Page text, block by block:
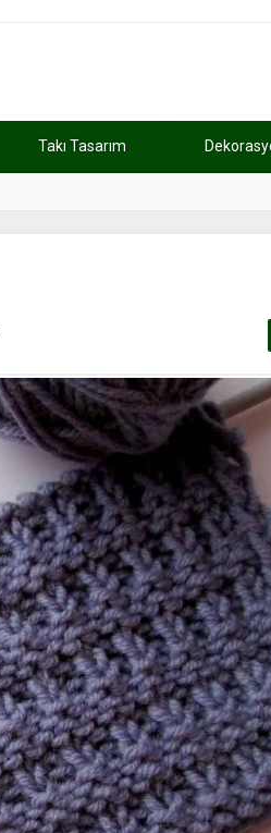
Takı Tasarım